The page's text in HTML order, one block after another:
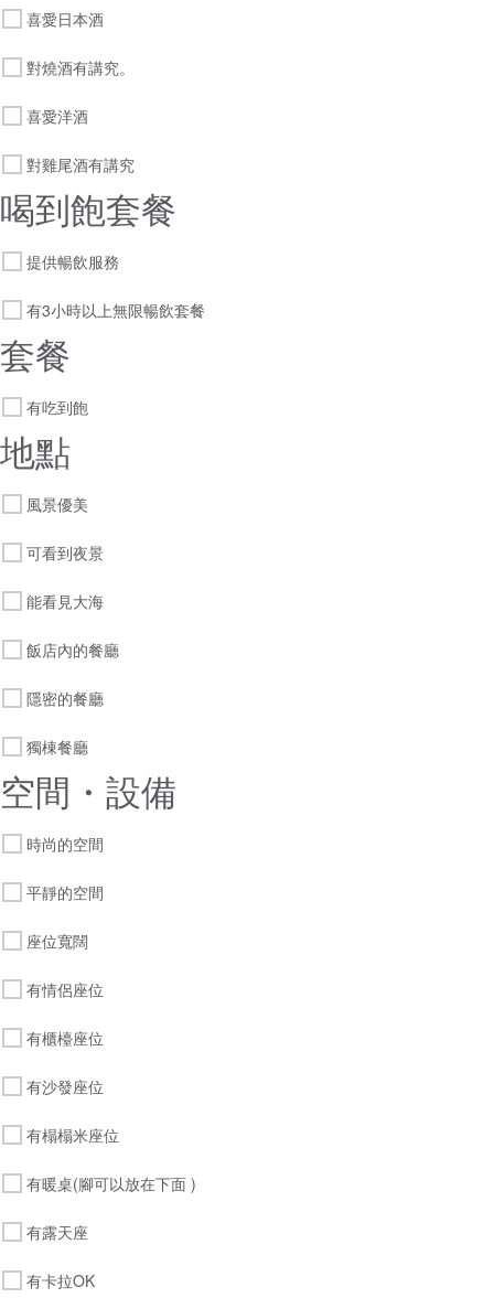
喜愛日本酒
對燒酒有講究。
喜愛洋酒
對雞尾酒有講究
喝到飽套餐
提供暢飲服務
有3小時以上無限暢飲套餐
套餐
有吃到飽
地點
風景優美
可看到夜景
能看見大海
飯店內的餐廳
隱密的餐廳
獨棟餐廳
空間・設備
時尚的空間
平靜的空間
座位寬闊
有情侶座位
有櫃檯座位
有沙發座位
有榻榻米座位
有暖桌(腳可以放在下面 )
有露天座
有卡拉OK